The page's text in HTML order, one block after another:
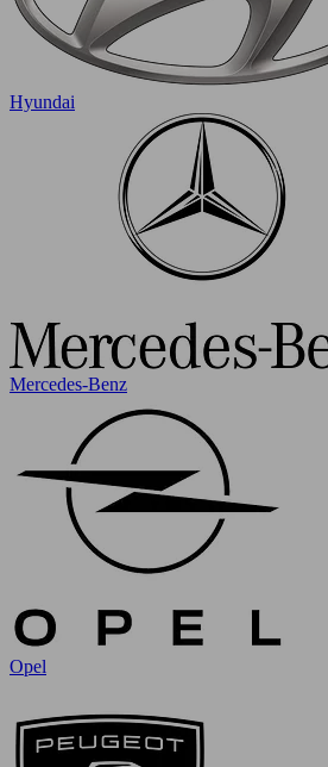
Hyundai
Mercedes-Benz
Opel